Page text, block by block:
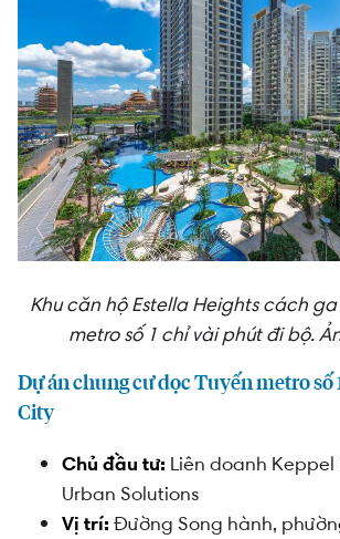
Khu căn hộ Estella Heights cách ga
metro số 1 chỉ vài phút đi bộ.
Dự án chung cư dọc Tuyến metro số
City
Chủ đầu tư: Liên doanh
Urban Solutions
Vị trí: Đường Song hành,